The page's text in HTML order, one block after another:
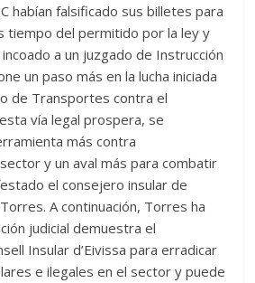
habían falsificado sus billetes para
tiempo del permitido por la ley y
a un juzgado de Instrucción
un paso más en la lucha iniciada
de Transportes contra el
vía legal prospera, se
más contra
y un aval más para combatir
el consejero insular de
A continuación, Torres ha
judicial demuestra el
Insular d’Eivissa para erradicar
e ilegales en el sector y puede